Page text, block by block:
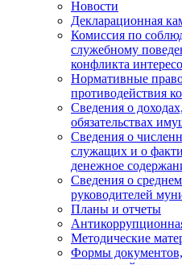
Новости
Декларационная
Комиссия по
служебному
конфликта
Нормативные
противодействия
Сведения о
обязательствах
Сведения о
служащих и о
денежное
Сведения о
руководителей
Планы и отчеты
Методические
Формы